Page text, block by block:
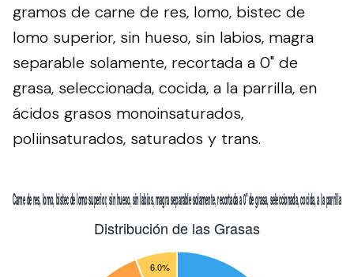
gramos de carne de res, lomo, bistec de
lomo superior, sin hueso, sin labios, magra
separable solamente, recortada a 0" de
grasa, seleccionada, cocida, a la parrilla, en
ácidos grasos monoinsaturados,
poliinsaturados, saturados y trans.